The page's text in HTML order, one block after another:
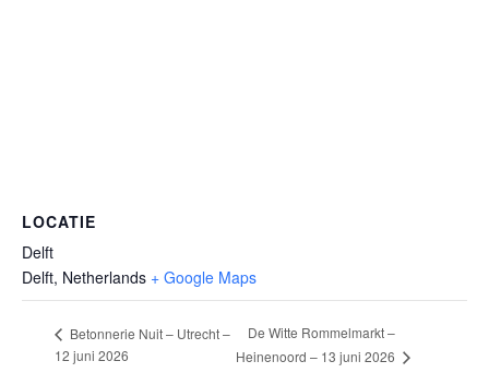
LOCATIE
Delft
Delft, Netherlands + Google Maps
Betonnerie Nuit – Utrecht –
12 juni 2026
De Witte Rommelmarkt –
Heinenoord – 13 juni 2026